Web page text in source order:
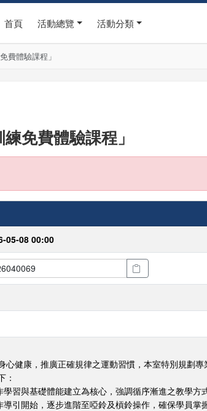
首頁 活動總覽 活動分類
費體驗課程」
免費體驗課程」
05-08 00:00
心健康，推廣正確規律之運動習慣，本室特別規劃
：
習與基礎體能建立為核心，強調循序漸進之教學方式
引開始，逐步進階至啞鈴及槓鈴操作，確保學員掌